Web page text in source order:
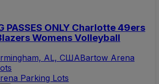
PASSES ONLY Charlotte 49ers
Womens Volleyball
AL, СШАBartow Arena
Parking Lots